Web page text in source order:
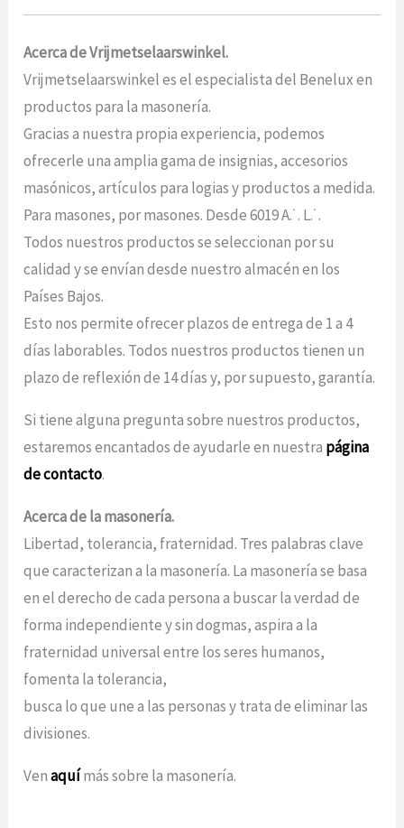
Acerca de Vrijmetselaarswinkel.
Vrijmetselaarswinkel es el especialista del Benelux en
productos para la masonería.
Gracias a nuestra propia experiencia, podemos
ofrecerle una amplia gama de insignias, accesorios
masónicos, artículos para logias y productos a medida.
Para masones, por masones. Desde 6019 A.˙. L.˙.
Todos nuestros productos se seleccionan por su
calidad y se envían desde nuestro almacén en los
Países Bajos.
Esto nos permite ofrecer plazos de entrega de 1 a 4
días laborables. Todos nuestros productos tienen un
plazo de reflexión de 14 días y, por supuesto, garantía.
Si tiene alguna pregunta sobre nuestros productos,
estaremos encantados de ayudarle en nuestra página
de contacto.
Acerca de la masonería.
Libertad, tolerancia, fraternidad. Tres palabras clave
que caracterizan a la masonería. La masonería se basa
en el derecho de cada persona a buscar la verdad de
forma independiente y sin dogmas, aspira a la
fraternidad universal entre los seres humanos,
fomenta la tolerancia,
busca lo que une a las personas y trata de eliminar las
divisiones.
Venaquímás sobre la masonería.